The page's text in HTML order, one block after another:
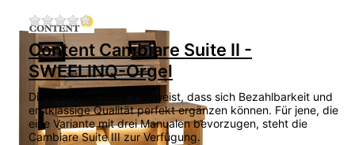
Zu diesem Produkt liegen noch keine
Content Cambiare Suite II -
SWEELINQ-Orgel
Die Cambiare Suite II beweist, dass sich Bezahlbarkeit und
erstklassige Qualität perfekt ergänzen können. Für jene, die
eine Variante mit drei Manualen bevorzugen, steht die
Cambiare Suite III zur Verfügung.